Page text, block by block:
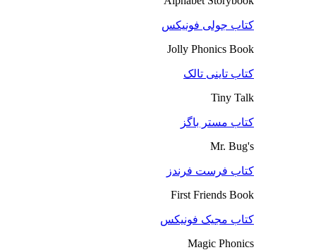
کتاب جولی فونیکس
Jolly Phonics Book
کتاب تاینی تالک
Tiny Talk
کتاب مستر باگز
Mr. Bug's
کتاب فرست فرندز
First Friends Book
کتاب مجیک فونیکس
Magic Phonics